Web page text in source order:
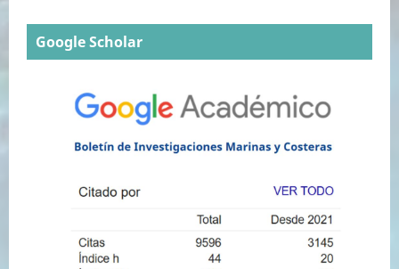
Google Scholar